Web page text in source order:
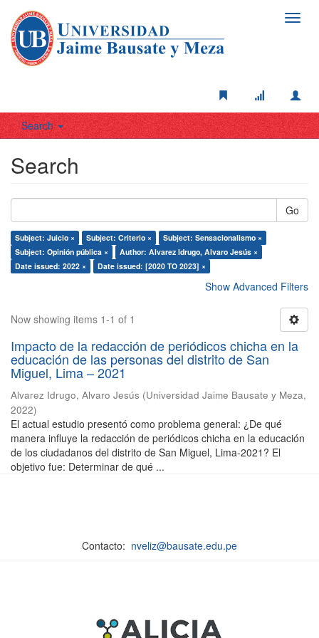
Search
Search
Go
Subject: Juicio × Subject: Criterio ×
Subject: Sensacionalismo ×
Subject: Opinión pública ×
Author: Alvarez Idrugo, Alvaro Jesús ×
Date issued: 2022 ×
Date issued: [2020 TO 2023] ×
Show Advanced Filters
Now showing items 1-1 of 1
Impacto de la redacción de periódicos chicha en la
educación de las personas del distrito de San
Miguel, Lima – 2021
Alvarez Idrugo, Alvaro Jesús (Universidad Jaime Bausate y Meza,
2022)
El actual estudio presentó como problema general: ¿De qué
manera influye la redacción de periódicos chicha en la educación
de los ciudadanos del distrito de San Miguel, Lima-2021? El
objetivo fue: Determinar de qué ...
Contacto: nveliz@bausate.edu.pe